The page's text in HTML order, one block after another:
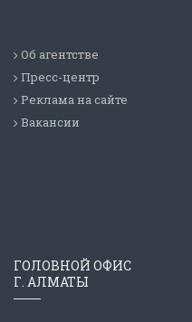
Об агентстве
Пресс-центр
Реклама на сайте
Вакансии
ГОЛОВНОЙ ОФИС
Г. АЛМАТЫ